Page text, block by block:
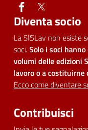
facebook
Diventa socio
La SISLav non esiste
soci.Solo i soci
volumi delle edizioni
lavoro o a costituirne
Ecco come diventare
Contribuisci